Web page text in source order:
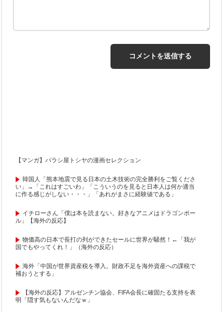
【マンガ】バラシ屋トシヤの漫画セレクション
韓国人「熊本地震で見る日本の土木技術の完全勝利をご覧くださ
い」→「これはすごいわ」「こういうのを見ると日本人は何か適当
に作る感じがしない・・・」「あれがまさに経験値である」
イチローさん「僕は本を読まない。好きなアニメはドラゴンボー
ル」【海外の反応】
物価高の日本で長打の列ができたセールに世界が騒然！←「我が
国でもやってくれ！」（海外の反応）
海外「中国が世界資産税を導入。財政不足を海外資産への課税で
補おうとする」
【海外の反応】アルゼンチン協会、FIFA会長に確固たる支持を表
明「隠す気もないんだなｗ」